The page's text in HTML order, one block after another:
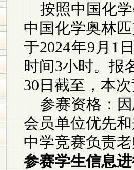
按照中国化
中国化学奥林
于2024年9 月 1
时间3小时。报
30日截至，本
参赛资格：
会员单位优先
中学竞赛负责
参赛学生信息